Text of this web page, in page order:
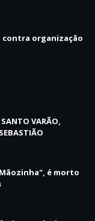
contra organização
VARÃO,
é morto